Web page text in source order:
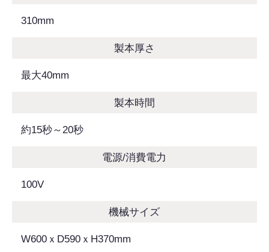
310mm
製本厚さ
最大40mm
製本時間
約15秒～20秒
電源/消費電力
100V
機械サイズ
W600ｘD590ｘH370mm